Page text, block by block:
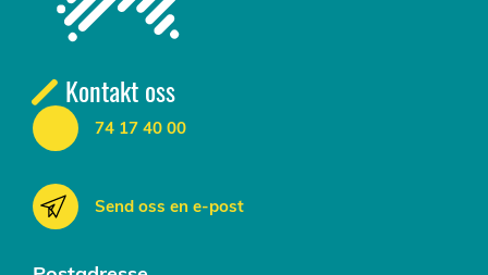
Kontakt oss
74 17 40 00
Send oss en e-post